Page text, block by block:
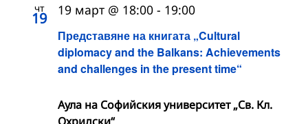
чт
19
Представяне на книгата „Cultural
diplomacy and the Balkans: Achievements
and challenges in the present time“
19 март @ 18:00 - 19:00
Аула на Софийския университет „Св. Кл.